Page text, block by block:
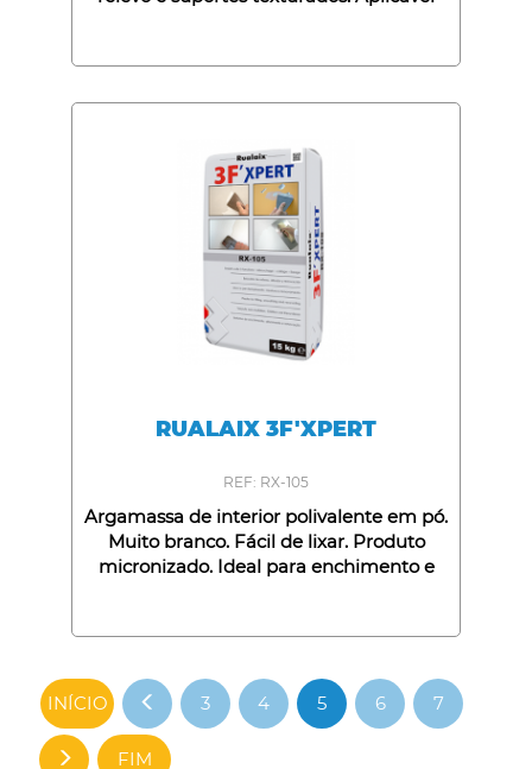
nivelamento e aplicável fresco sobre
RUALAIX 3F'XPERT
REF: RX-105
Argamassa de interior polivalente em pó.
Muito branco. Fácil de lixar. Produto
micronizado. Ideal para enchimento e
sobre suportes cimento, gesso ou
INÍCIO
3 4 5 6 7
FIM